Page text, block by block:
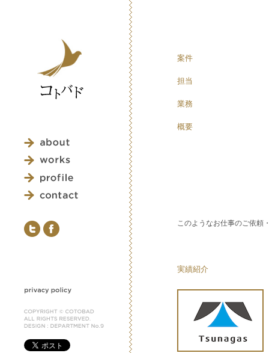
案件
担当
業務
概要
このようなお仕事のご依頼
実績紹介